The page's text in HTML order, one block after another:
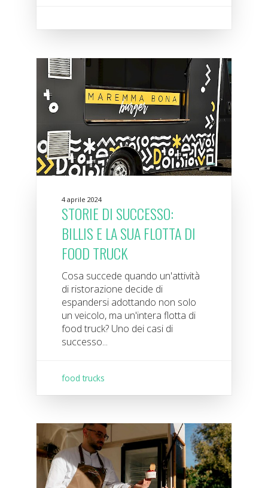
4 aprile 2024
STORIE DI SUCCESSO:
BILLIS E LA SUA FLOTTA DI
FOOD TRUCK
Cosa succede quando un'attività
di ristorazione decide di
espandersi adottando non solo
un veicolo, ma un'intera flotta di
food truck? Uno dei casi di
successo...
food trucks